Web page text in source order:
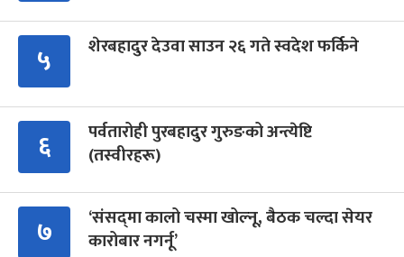
५ शेरबहादुर देउवा साउन २६ गते स्वदेश फर्किने
६
पर्वतारोही पुरबहादुर गुरुङको अन्त्येष्टि
(तस्वीरहरू)
७
‘संसद्‍मा कालो चस्मा खोल्नू, बैठक चल्दा सेयर
कारोबार नगर्नू’